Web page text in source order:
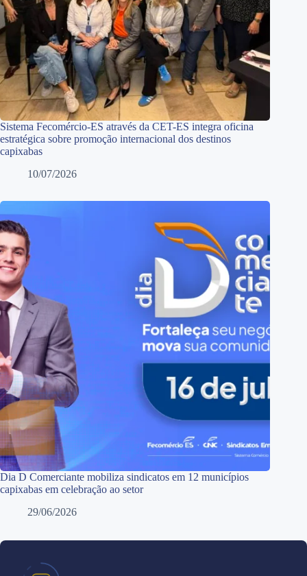
Sistema Fecomércio-ES através da CET-ES integra oficina
estratégica sobre promoção internacional dos destinos
capixabas
10/07/2026
Dia D Comerciante mobiliza sindicatos em 12 municípios
capixabas em celebração ao setor
29/06/2026